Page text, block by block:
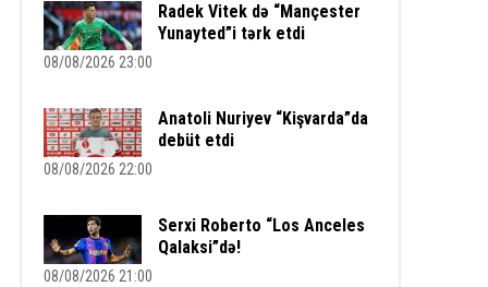
Radek Vitek də “Mançester
Yunayted”i tərk etdi
08/08/2026 23:00
Anatoli Nuriyev “Kişvarda”da
debüt etdi
08/08/2026 22:00
Serxi Roberto “Los Anceles
Qalaksi”də!
08/08/2026 21:00